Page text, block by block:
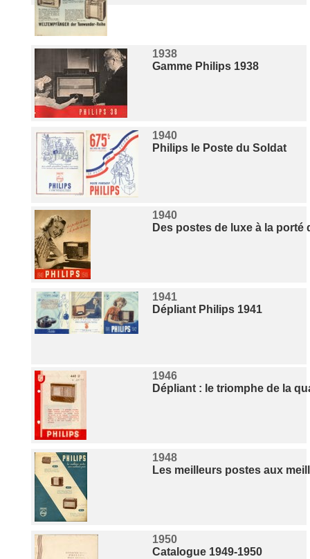
1938
Gamme Philips 1938
1940
Philips le Poste du Soldat
1940
Des postes de luxe à la porté
1941
Dépliant Philips 1941
1946
Dépliant : le triomphe de la
1948
Les meilleurs postes aux
1950
Catalogue 1949-1950